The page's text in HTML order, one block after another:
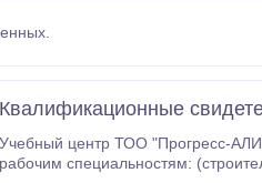
Квалификационные
Учебный центр ТОО "Прогресс-АЛИВ" предоставляет
рабочим специальностям: (строительные, горно-шахтные, технические, общепит и т.д.). Выдача